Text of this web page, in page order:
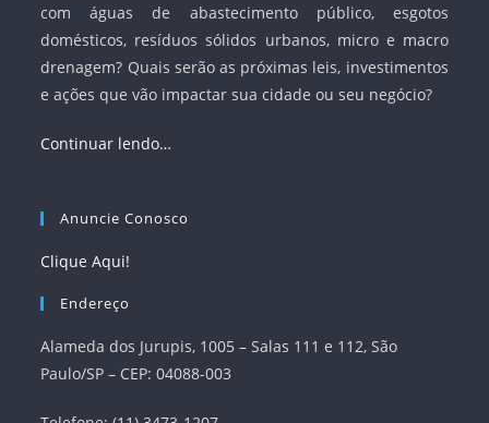
com águas de abastecimento público, esgotos
domésticos, resíduos sólidos urbanos, micro e macro
drenagem? Quais serão as próximas leis, investimentos
e ações que vão impactar sua cidade ou seu negócio?
Continuar lendo…
Anuncie Conosco
Clique Aqui!
Endereço
Alameda dos Jurupis, 1005 – Salas 111 e 112, São
Paulo/SP – CEP: 04088-003